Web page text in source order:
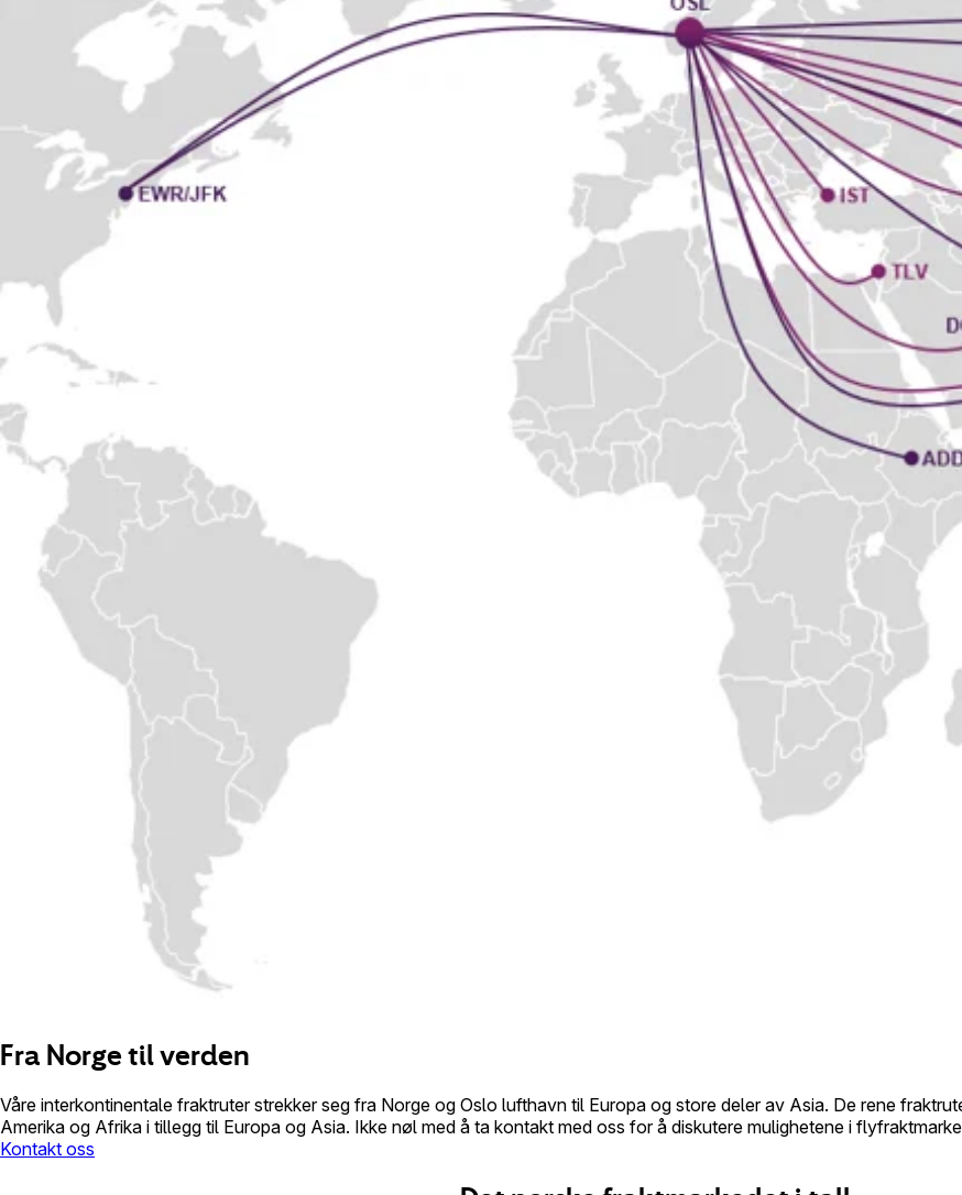
Fra Norge til verden
Våre interkontinentale fraktruter strekker seg fra Norge og Oslo lufthavn til Europa og store deler av Asia. De rene
Amerika og Afrika i tillegg til Europa og Asia. Ikke nøl med å ta kontakt med oss for å diskutere mulighetene i
Kontakt oss